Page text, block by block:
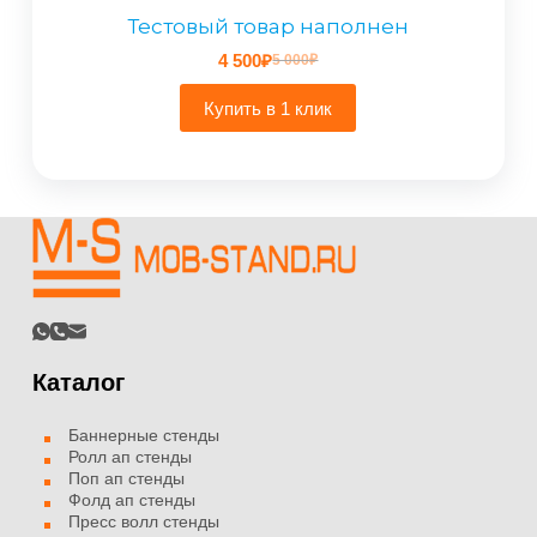
Тестовый товар наполнен
5 000₽
Первоначальная
составляла
5
4 500₽Текущая
4
500₽.
Купить в 1 клик
Каталог
Баннерные стенды
Ролл ап стенды
Поп ап стенды
Фолд ап стенды
Пресс волл стенды